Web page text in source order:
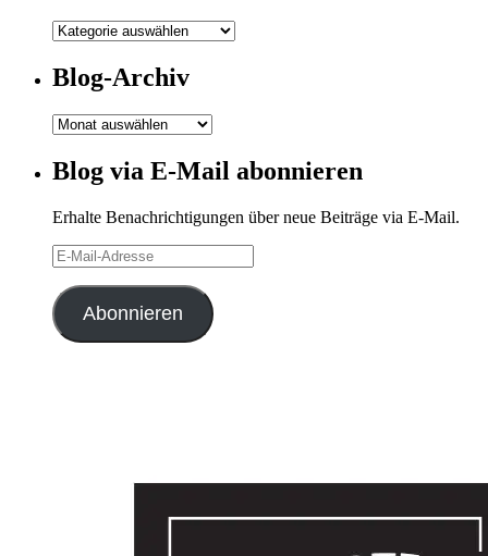
Meine
Blog-Archiv
Blog-
Blog via E-Mail abonnieren
Erhalte Benachrichtigungen über neue Beiträge via E-Mail.
E-
Mail-
Adresse
Abonnieren